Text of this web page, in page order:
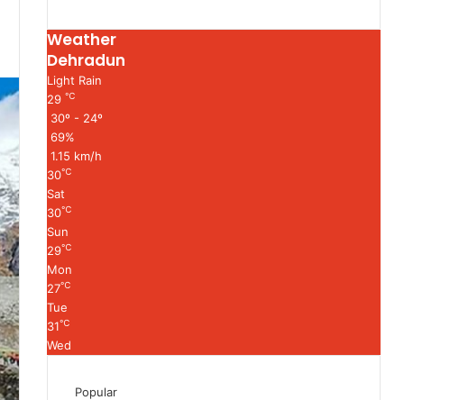
Weather
Dehradun
Light Rain
29 ℃
30º - 24º
69%
1.15 km/h
30℃
Sat
30℃
Sun
29℃
Mon
27℃
Tue
31℃
Wed
Popular